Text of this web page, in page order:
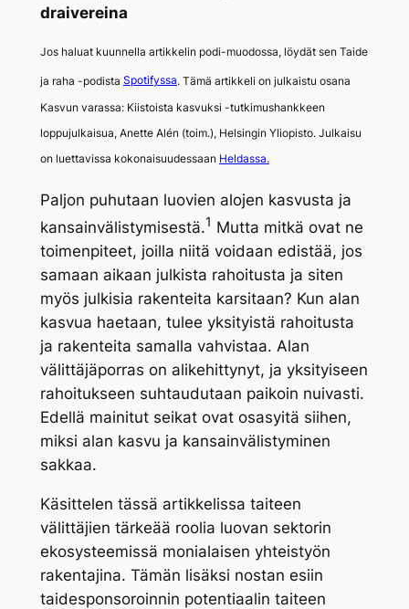
draivereina
Jos haluat kuunnella artikkelin podi-muodossa, löydät sen Taide
ja raha -podista Spotifyssa. Tämä artikkeli on julkaistu osana
Kasvun varassa: Kiistoista kasvuksi -tutkimushankkeen
loppujulkaisua, Anette Alén (toim.), Helsingin Yliopisto. Julkaisu
on luettavissa kokonaisuudessaan Heldassa.
Paljon puhutaan luovien alojen kasvusta ja
kansainvälistymisestä.1 Mutta mitkä ovat ne
toimenpiteet, joilla niitä voidaan edistää, jos
samaan aikaan julkista rahoitusta ja siten
myös julkisia rakenteita karsitaan? Kun alan
kasvua haetaan, tulee yksityistä rahoitusta
ja rakenteita samalla vahvistaa. Alan
välittäjäporras on alikehittynyt, ja yksityiseen
rahoitukseen suhtaudutaan paikoin nuivasti.
Edellä mainitut seikat ovat osasyitä siihen,
miksi alan kasvu ja kansainvälistyminen
sakkaa.
Käsittelen tässä artikkelissa taiteen
välittäjien tärkeää roolia luovan sektorin
ekosysteemissä monialaisen yhteistyön
rakentajina. Tämän lisäksi nostan esiin
taidesponsoroinnin potentiaalin taiteen